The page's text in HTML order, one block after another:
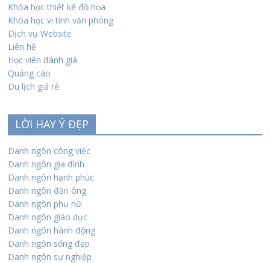
Khóa học thiết kế đồ họa
Khóa học vi tính văn phòng
Dịch vụ Website
Liên hệ
Học viên đánh giá
Quảng cáo
Du lịch giá rẻ
LỜI HAY Ý ĐẸP
Danh ngôn công việc
Danh ngôn gia đình
Danh ngôn hạnh phúc
Danh ngôn đàn ông
Danh ngôn phụ nữ
Danh ngôn giáo dục
Danh ngôn hành động
Danh ngôn sống đẹp
Danh ngôn sự nghiệp